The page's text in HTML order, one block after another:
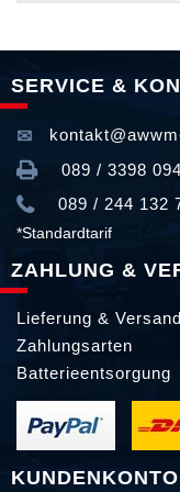
SERVICE &
089 / 3398
089 / 244 132
*Standardtarif
ZAHLUNG &
Lieferung &
Zahlungsarten
Batterieentsorgung
KUNDENKONTO